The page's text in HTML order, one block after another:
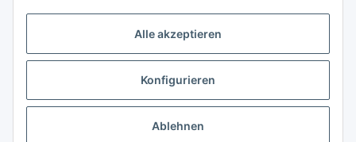
Alle akzeptieren
Konfigurieren
Ablehnen